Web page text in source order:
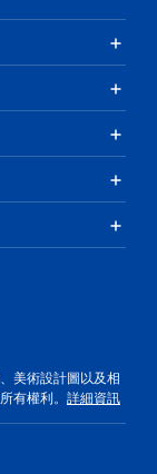
美術設計圖以及相
有權利。 詳細資訊